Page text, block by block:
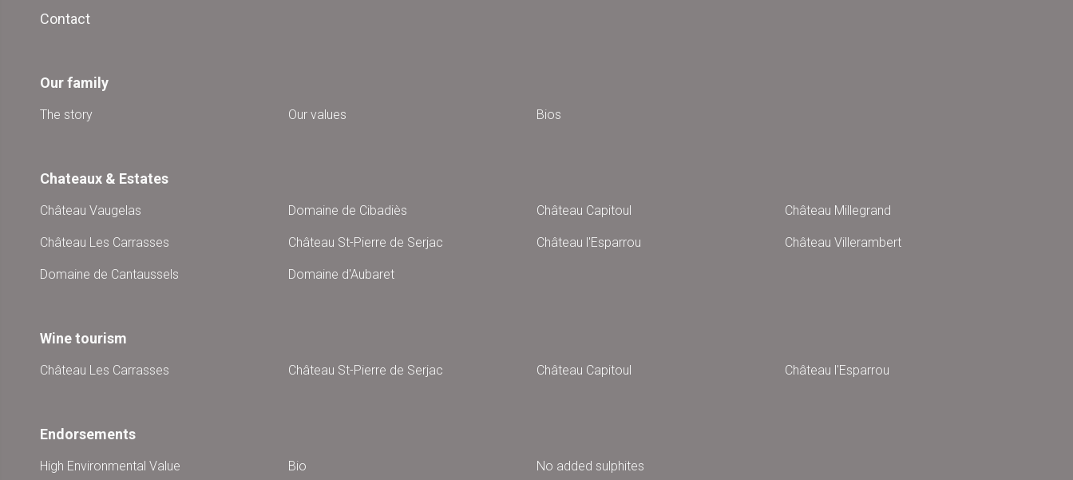
Contact
Our family
The story Our values Bios
Chateaux & Estates
Château Vaugelas Domaine de Cibadiès Château Capitoul Château Millegrand
Château Les Carrasses Château St-Pierre de Serjac Château l'Esparrou Château Villerambert
Domaine de Cantaussels Domaine d'Aubaret
Wine tourism
Château Les Carrasses Château St-Pierre de Serjac Château Capitoul Château l'Esparrou
Endorsements
High Environmental Value Bio No added sulphites